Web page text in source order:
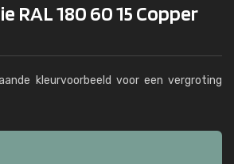
RAL 180 60 15 Copper
kleurvoorbeeld voor een vergroting